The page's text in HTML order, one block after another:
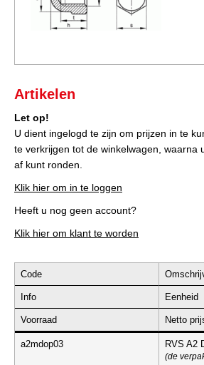
Artikelen
Let op!
U dient ingelogd te zijn om prijzen in te
te verkrijgen tot de winkelwagen, waarna
af kunt ronden.
Klik hier om in te loggen
Heeft u nog geen account?
Klik hier om klant te worden
Code
Info Eenheid
Voorraad Netto
a2mdop03 RVS A2
(de